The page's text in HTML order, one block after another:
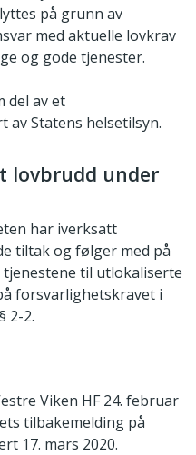
på grunn av
med aktuelle lovkrav
og gode tjenester.
del av et
av Statens helsetilsyn.
lovbrudd under
har iverksatt
tiltak og følger med på
til utlokaliserte
forsvarlighetskravet i
2-2.
Viken HF 24. februar
tilbakemelding på
17. mars 2020.